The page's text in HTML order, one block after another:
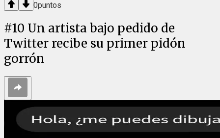
0puntos
#10 Un artista bajo pedido de
Twitter recibe su primer pidón
gorrón